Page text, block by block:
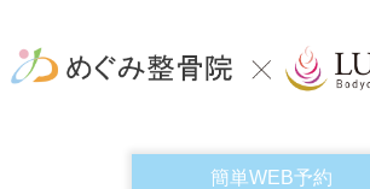
簡単WEB予約